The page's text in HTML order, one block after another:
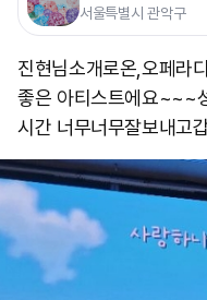
서울특별시 관악구
진현님소개로온,오페라
좋은 아티스트에요~~~
시간 너무너무잘보내고